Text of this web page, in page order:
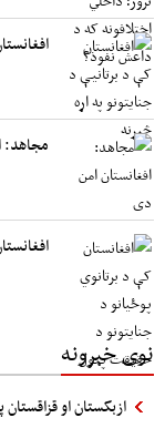
مجاهد:
نوی خبرونه
ازبکستان او قزاقستان